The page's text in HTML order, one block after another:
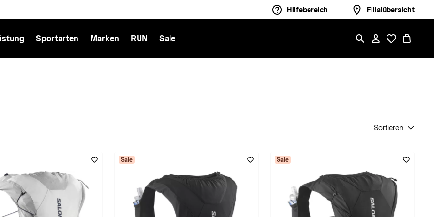
Hilfebereich Filialübersicht
Sportarten Marken RUN Sale
Sortieren
Sale Sale